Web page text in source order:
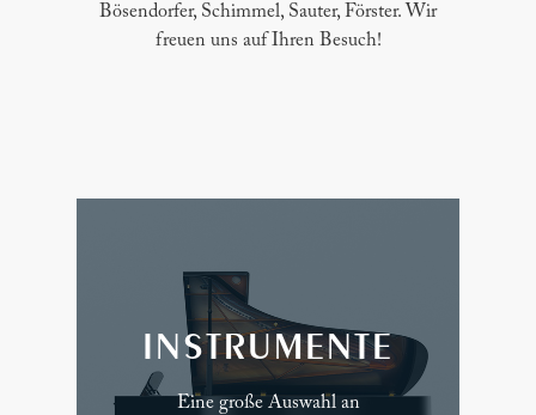
Bösendorfer, Schimmel, Sauter, Förster. Wir
freuen uns auf Ihren Besuch!
INSTRUMENTE
Eine große Auswahl an